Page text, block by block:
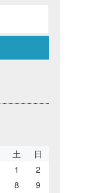
土 日
1
2
8
9